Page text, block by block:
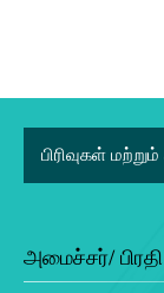
பிரிவுகள்
அமைச்சர்/